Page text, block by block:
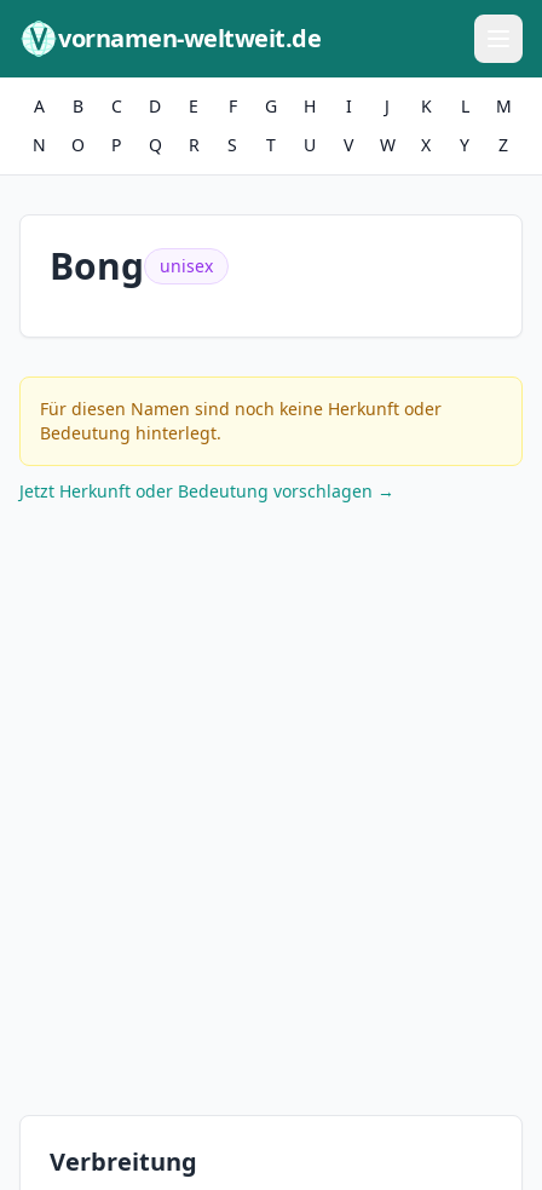
vornamen-weltweit.de
A B C D E F G H I J K L
M
N
O P Q R S T U V W X Y Z
Bong unisex
Für diesen Namen sind noch keine Herkunft oder
Bedeutung hinterlegt.
Jetzt Herkunft oder Bedeutung vorschlagen →
Verbreitung